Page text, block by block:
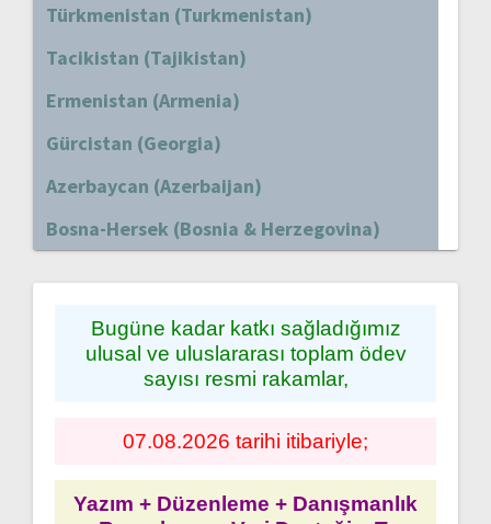
Türkmenistan (Turkmenistan)
Tacikistan (Tajikistan)
Ermenistan (Armenia)
Gürcistan (Georgia)
Azerbaycan (Azerbaijan)
Bosna-Hersek (Bosnia & Herzegovina)
Bugüne kadar katkı sağladığımız
ulusal ve uluslararası toplam ödev
sayısı resmi rakamlar,
07.08.2026 tarihi itibariyle;
Yazım + Düzenleme + Danışmanlık